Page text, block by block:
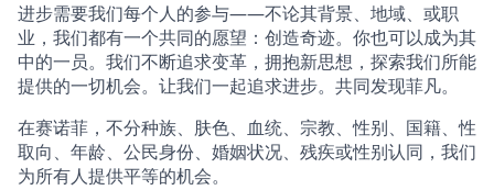
进步需要我们每个人的参与——不论其背景、地域、或职
业，我们都有一个共同的愿望：创造奇迹。你也可以成为其
中的一员。我们不断追求变革，拥抱新思想，探索我们所能
提供的一切机会。让我们一起追求进步。共同发现菲凡。
在赛诺菲，不分种族、肤色、血统、宗教、性别、国籍、性
取向、年龄、公民身份、婚姻状况、残疾或性别认同，我们
为所有人提供平等的机会。